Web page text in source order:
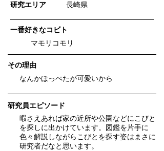
​研究エリア 長崎県
一番好きなコビト
マモリコモリ
​その理由
なんかほっぺたが可愛いから
研究員エピソード
暇さえあれば家の近所や公園などにこびと
を探しに出かけています。図鑑を片手に
色々解説しながらこびとを探す姿はまさに
研究者だなと思います。